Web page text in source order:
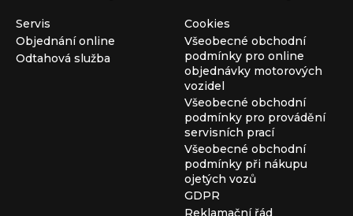
Servis
Objednání online
Odtahová služba
Cookies
Všeobecné obchodní
podmínky pro online
objednávky motorových
vozidel
Všeobecné obchodní
podmínky pro provádění
servisních prací
Všeobecné obchodní
podmínky při nákupu
ojetých vozů
GDPR